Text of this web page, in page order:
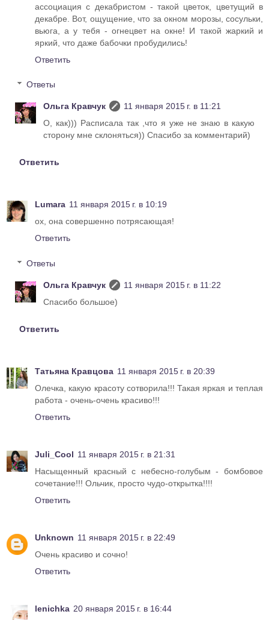
ассоциация с декабристом - такой цветок, цветущий в
декабре. Вот, ощущение, что за окном морозы, сосульки,
вьюга, а у тебя - огнецвет на окне! И такой жаркий и
яркий, что даже бабочки пробудились!
Ответить
Ответы
Ольга Кравчук
11 января 2015 г. в 11:21
О, как))) Расписала так ,что я уже не знаю в какую
сторону мне склоняться)) Спасибо за комментарий)
Ответить
Lumara 11 января 2015 г. в 10:19
ох, она совершенно потрясающая!
Ответить
Ответы
Ольга Кравчук
11 января 2015 г. в 11:22
Спасибо большое)
Ответить
Татьяна Кравцова 11 января 2015 г. в 20:39
Олечка, какую красоту сотворила!!! Такая яркая и теплая
работа - очень-очень красиво!!!
Ответить
Juli_Cool 11 января 2015 г. в 21:31
Насыщенный красный с небесно-голубым - бомбовое
сочетание!!! Ольчик, просто чудо-открытка!!!!
Ответить
Unknown 11 января 2015 г. в 22:49
Очень красиво и сочно!
Ответить
lenichka 20 января 2015 г. в 16:44